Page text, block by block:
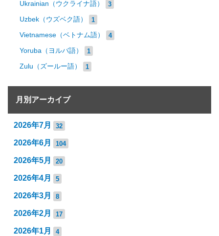
Ukrainian（ウクライナ語） 3
Uzbek（ウズベク語） 1
Vietnamese（ベトナム語） 4
Yoruba（ヨルバ語） 1
Zulu（ズールー語） 1
月別アーカイブ
2026年7月 32
2026年6月 104
2026年5月 20
2026年4月 5
2026年3月 8
2026年2月 17
2026年1月 4